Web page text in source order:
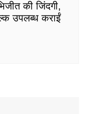
की जिंदगी,
उपलब्ध कराईं